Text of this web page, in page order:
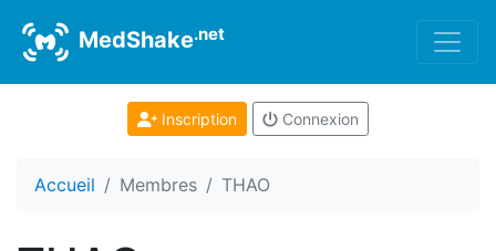
MedShake.net
Inscription Connexion
Accueil Membres THAO